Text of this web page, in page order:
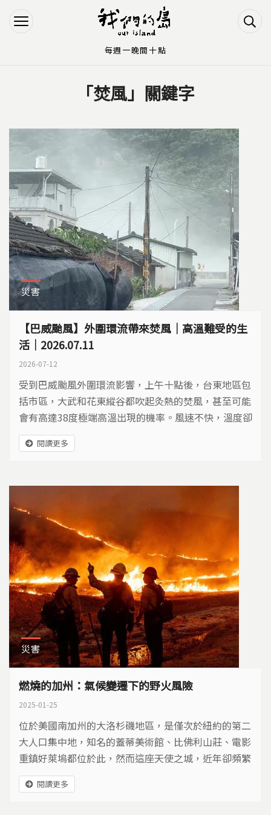
Jump to Navigation
Jump to Main content
「焚風」關鍵字
災害
【巴威颱風】外圍環流帶來焚風｜高溫難受的生
活｜2026.07.11
2026-07-12
受到巴威颱風外圍環流影響，上午十點後，台東地區包
括市區，大武和花東縱谷都吹起灸熱的焚風，甚至可能
會有高達38度極端高溫出現的機率。風速不快，溫度卻
持續飆高，下午1點10分以及1點51分，分別在台東的
富岡和台東市區，測到溫度37.6度，也是今天全台氣溫
閱讀更多
災害
燃燒的加州：氣候變遷下的野火風險
2025-01-25
位於美國南加州的大洛杉磯地區，是僅次於紐約的第二
大人口集中地，知名的蓋蒂美術館、比佛利山莊、電影
重鎮好萊塢都位於此，然而這座天使之城，近年卻頻繁
遭到野火肆虐，背後究竟有哪些自然與人為因素？
閱讀更多
每週一晚間十點